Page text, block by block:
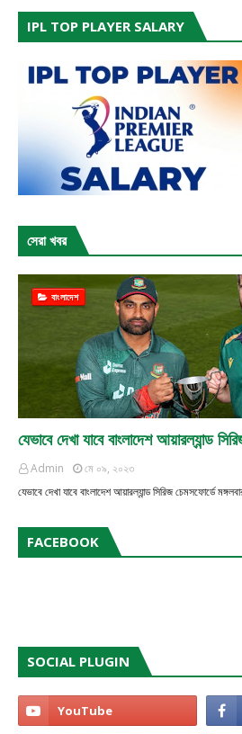
IPL TOP PLAYER SALARY
সেরা খবর
বাংলাদেশ
যেভাবে দেখা যাবে বাংলাদেশ আয়ারল্যান্ড
Admin
মে ০৯, ২০২৩
যেভাবে দেখা যাবে বাংলাদেশ আয়ারল্যান্ড সিরিজ চেমসফোর্ডে
FACEBOOK
SOCIAL PLUGIN